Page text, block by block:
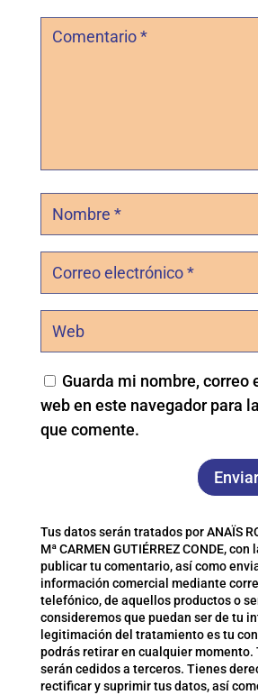
Guarda mi nombre, correo
web en este navegador para
que comente.
Tus datos serán tratados por ANAÏS
Mª CARMEN GUTIÉRREZ CONDE,
publicar tu comentario, así como
información comercial mediante
telefónico, de aquellos productos o
consideremos que puedan ser de tu
legitimación del tratamiento es tu
podrás retirar en cualquier momento.
serán cedidos a terceros. Tienes
rectificar y suprimir tus datos, así